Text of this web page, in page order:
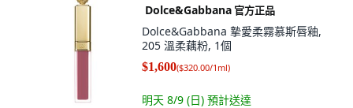
Dolce&Gabbana 官方正品
Dolce&Gabbana 摯愛柔霧慕斯唇釉,
205 溫柔藕粉, 1個
$1,600($320.00/1ml)
明天 8/9 (日) 預計送達